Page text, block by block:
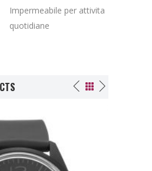
Impermeabile per attivita
quotidiane